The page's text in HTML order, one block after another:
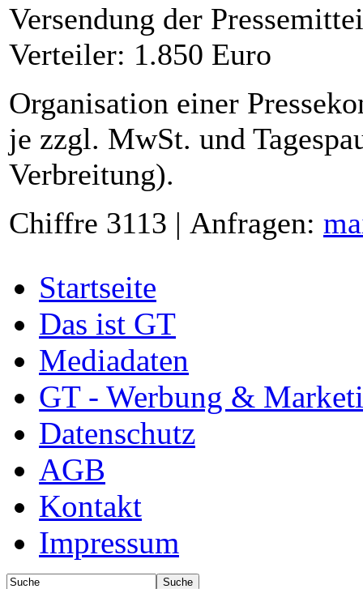
Versendung der
Verteiler: 1.850 Euro
Organisation einer
je zzgl. MwSt. und
Verbreitung).
Chiffre 3113 | Anfragen:
Startseite
Das ist GT
Mediadaten
GT - Werbung &
Datenschutz
AGB
Kontakt
Impressum